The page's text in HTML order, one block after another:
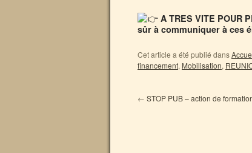
A TRES VITE POUR
sûr à communiquer à ces
Cet article a été publié dans
financement, Mobilisation,
← STOP PUB – action de